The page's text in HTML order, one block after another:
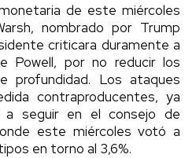
de este miércoles
nombrado por Trump
criticara duramente a
Powell, por no reducir los
profundidad. Los ataques
contraproducentes, ya
a seguir en el consejo de
este miércoles votó a
en torno al 3,6%.